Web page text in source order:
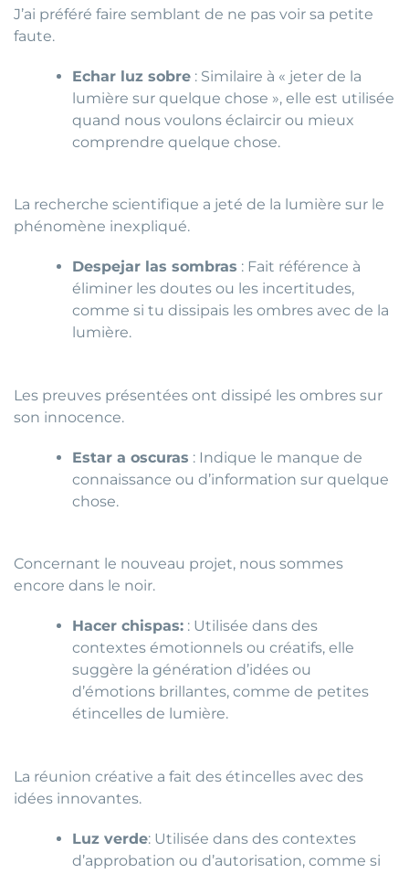
J’ai préféré faire semblant de ne pas voir sa petite
faute.
Echar luz sobre : Similaire à « jeter de la
lumière sur quelque chose », elle est utilisée
quand nous voulons éclaircir ou mieux
comprendre quelque chose.
La recherche scientifique a jeté de la lumière sur le
phénomène inexpliqué.
Despejar las sombras : Fait référence à
éliminer les doutes ou les incertitudes,
comme si tu dissipais les ombres avec de la
lumière.
Les preuves présentées ont dissipé les ombres sur
son innocence.
Estar a oscuras : Indique le manque de
connaissance ou d’information sur quelque
chose.
Concernant le nouveau projet, nous sommes
encore dans le noir.
Hacer chispas: : Utilisée dans des
contextes émotionnels ou créatifs, elle
suggère la génération d’idées ou
d’émotions brillantes, comme de petites
étincelles de lumière.
La réunion créative a fait des étincelles avec des
idées innovantes.
Luz verde: Utilisée dans des contextes
d’approbation ou d’autorisation, comme si